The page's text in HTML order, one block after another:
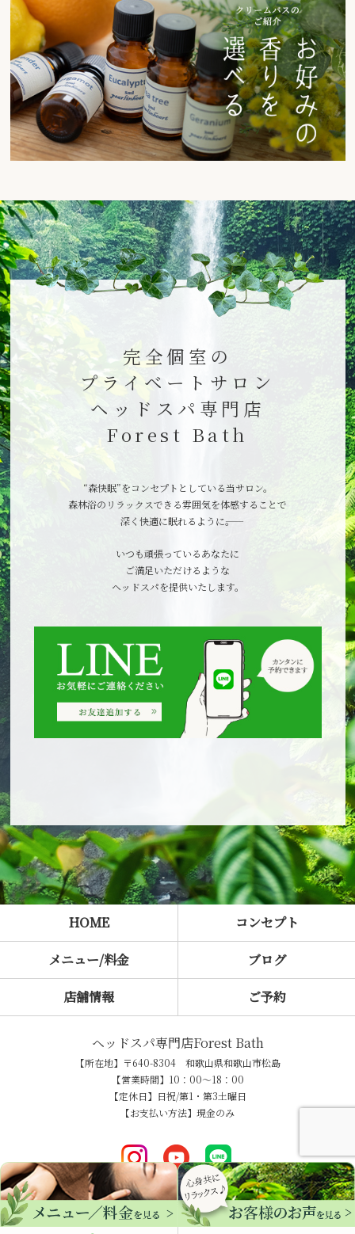
完全個室の
プライベートサロン
ヘッドスパ専門店
Forest Bath
“森快眠”をコンセプトとしている当サロン。
森林浴のリラックスできる雰囲気を体感することで
深く快適に眠れるように――。
いつも頑張っているあなたに
ご満足いただけるような
ヘッドスパを提供いたします。
HOME コンセプト
メニュー/料金 ブログ
店舗情報 ご予約
ヘッドスパ専門店Forest Bath
【所在地】〒640-8304 和歌山県和歌山市松島
【営業時間】10：00～18：00
【定休日】日祝/第1・第3土曜日
【お支払い方法】現金のみ
COPYRIGHT © ヘッドスパ専門店Forest Bath All rights reserved.